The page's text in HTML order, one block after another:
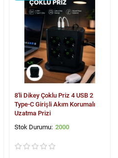
8'li Dikey Çoklu Priz 4 USB 2
Type-C Girişli Akım Korumalı
Uzatma Prizi
2000